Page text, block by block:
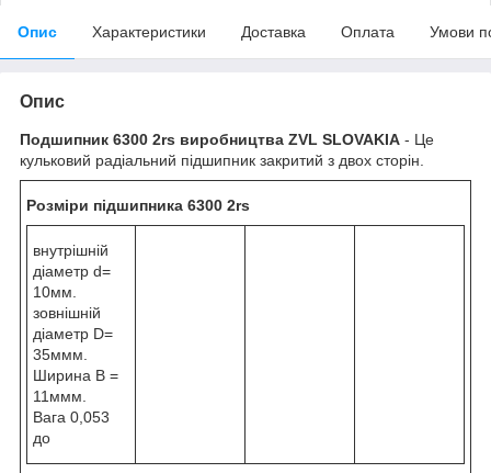
Опис Характеристики Доставка Оплата Умови
Опис
Подшипник 6300 2rs виробництва ZVL SLOVAKIA - Це
кульковий радіальний підшипник закритий з двох сторін.
Розміри підшипника 6300 2rs
внутрішній
діаметр d=
10мм.
зовнішній
діаметр D=
35ммм.
Ширина B =
11ммм.
Вага 0,053
до